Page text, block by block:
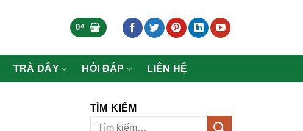
0₫
TRÀ DÂY HỎI ĐÁP LIÊN HỆ
TÌM KIẾM